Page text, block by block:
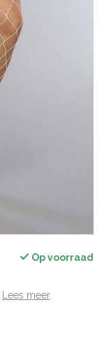
Op voorraad
Lees meer.